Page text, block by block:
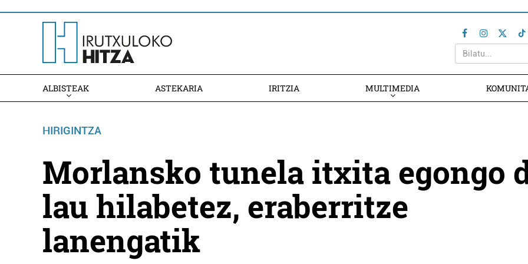
ALBISTEAK ASTEKARIA IRITZIA MULTIMEDIA
HIRIGINTZA
Morlansko tunela itxita egongo
lau hilabetez, eraberritze
lanengatik